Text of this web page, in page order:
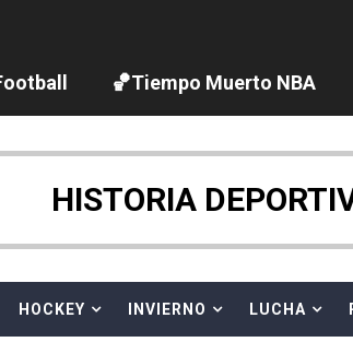
(París, Francia) - Dobletes de
2026 (Estambul, Turquía)
(París, Francia) - España domina
🏀Tiempo Muerto NBA
HISTORIA
HOCKEY INVIERNO LUCHA